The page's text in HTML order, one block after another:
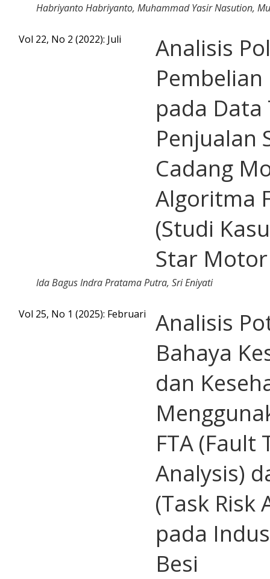
Habriyanto Habriyanto, Muhammad Yasir Nasution,
Vol 22, No 2 (2022): Juli
Analisis
pada Data
Penjualan
Cadang
Algoritma
(Studi
Star
Ida Bagus Indra Pratama Putra, Sri Eniyati
Vol 25, No 1 (2025): Februari
Analisis
Bahaya
dan
FTA (Fault
Analysis)
(Task Risk
pada
Besi